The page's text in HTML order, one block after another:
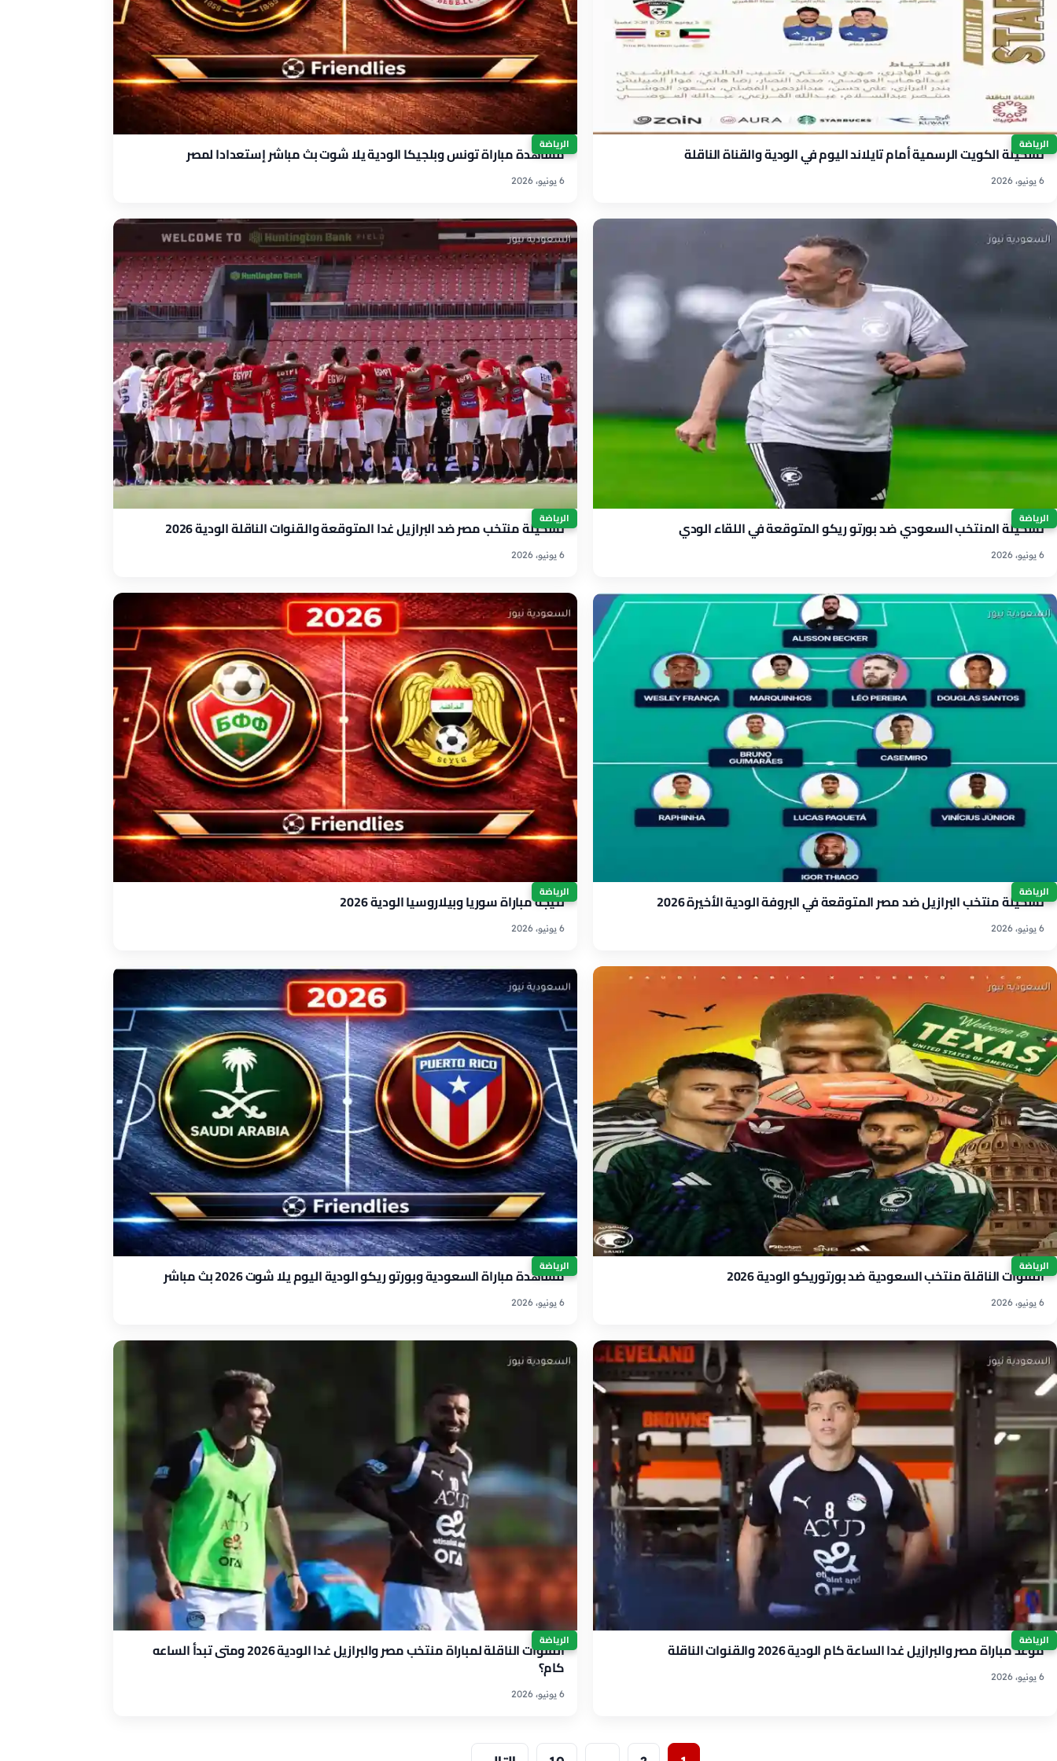
الرياضة
تشكيلة الكويت الرسمية أمام تايلاند اليوم في الودية والقناة الناقلة
6 يونيو، 2026
الرياضة
مشاهدة مباراة تونس وبلجيكا الودية يلا شوت بث مباشر إستعدادا لمصر
6 يونيو، 2026
الرياضة
تشكيلة المنتخب السعودي ضد بورتو ريكو المتوقعة في اللقاء الودي
6 يونيو، 2026
الرياضة
تشكيلة منتخب مصر ضد البرازيل غدا المتوقعة والقنوات الناقلة الودية 2026
6 يونيو، 2026
الرياضة
تشكيلة منتخب البرازيل ضد مصر المتوقعة في البروفة الودية الأخيرة 2026
6 يونيو، 2026
الرياضة
نتيجة مباراة سوريا وبيلاروسيا الودية 2026
6 يونيو، 2026
الرياضة
القنوات الناقلة منتخب السعودية ضد بورتوريكو الودية 2026
6 يونيو، 2026
الرياضة
مشاهدة مباراة السعودية وبورتو ريكو الودية اليوم يلا شوت 2026 بث مباشر
6 يونيو، 2026
الرياضة
موعد مباراة مصر والبرازيل غدا الساعة كام الودية 2026 والقنوات الناقلة
6 يونيو، 2026
الرياضة القنوات الناقلة لمباراة منتخب مصر والبرازيل غدا الودية 2026 ومتى تبدأ الساعه
كام؟
6 يونيو، 2026